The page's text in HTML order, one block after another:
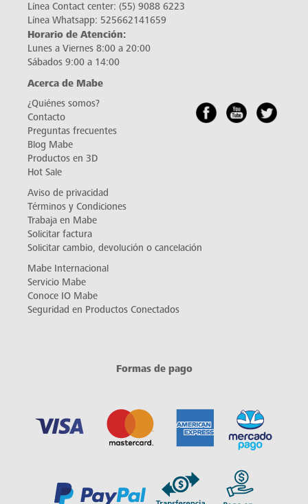
Línea Contact center: (55) 9088 6223
Línea Whatsapp: 525662141659
Horario de Atención:
Lunes a Viernes 8:00 a 20:00
Sábados 9:00 a 14:00
Acerca de Mabe
¿Quiénes somos?
Contacto
Preguntas frecuentes
Blog Mabe
Productos en 3D
Hot Sale
Aviso de privacidad
Términos y Condiciones
Trabaja en Mabe
Solicitar factura
Solicitar cambio, devolución o cancelación
Mabe Internacional
Servicio Mabe
Conoce IO Mabe
Seguridad en Productos Conectados
Formas de pago